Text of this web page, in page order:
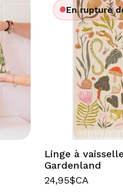
En rupture
Linge à
Gardenland
24,95$CA